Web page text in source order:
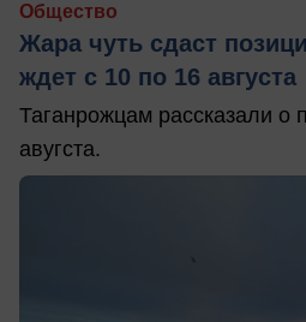
Общество
Жара чуть сдаст
ждет с 10 по 16 августа
Таганрожцам рассказали о
авугста.